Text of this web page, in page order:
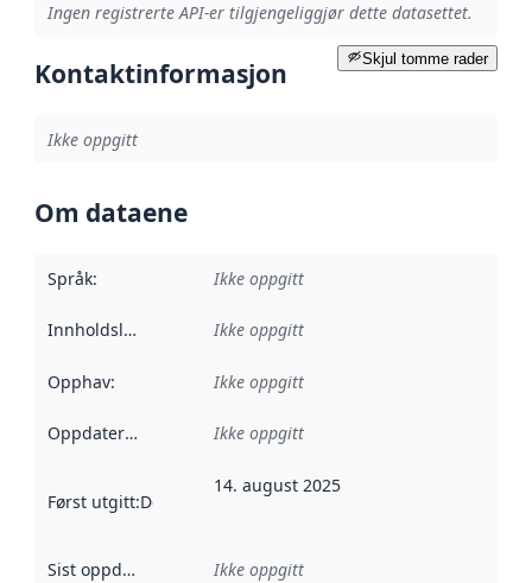
Ingen registrerte API-er tilgjengeliggjør dette datasettet.
Skjul tomme rader
Kontaktinformasjon
Ikke oppgitt
Om dataene
Språk: Ikke oppgitt
Innholdsleverandører :
Ikke oppgitt
Opphav: Ikke oppgitt
Oppdateringsfrekvens :
Ikke oppgitt
Først utgitt:Denne datoen sier når dataene i dette
14. august 2025
Sist oppdatert Ikke oppgitt